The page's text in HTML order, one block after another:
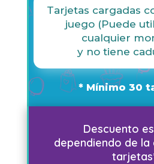
Tarjetas cargadas
juego (Puede
cualquier
y no tiene
* Mínimo 30
Descuento
dependiendo de la